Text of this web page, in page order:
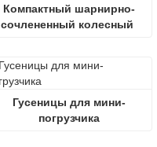
Компактный шарнирно-
сочлененный колесный
Гусеницы для мини-
погрузчика